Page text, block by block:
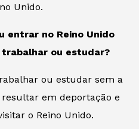
Unido.
entrar no Reino Unido
trabalhar ou estudar?
ou estudar sem a
em deportação e
o Reino Unido.